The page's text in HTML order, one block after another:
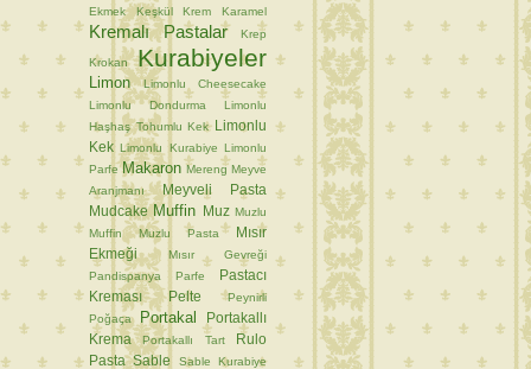
Ekmek
Keşkül Krem Karamel
Kremalı Pastalar Krep
Krokan Kurabiyeler
Limon
Limonlu Cheesecake
Limonlu Dondurma
Limonlu
Haşhaş Tohumlu Kek
Limonlu
Kek Limonlu Kurabiye Limonlu
Parfe Makaron Mereng Meyve
Aranjmanı
Meyveli Pasta
Mudcake Muffin Muz Muzlu
Muffin
Muzlu Pasta
Mısır
Ekmeği
Mısır Gevreği
Pandispanya
Parfe
Pastacı
Kreması
Pelte
Peynirli
Poğaça
Portakal
Portakallı
Krema
Portakallı Tart
Rulo
Pasta Sable
Sable Kurabiye